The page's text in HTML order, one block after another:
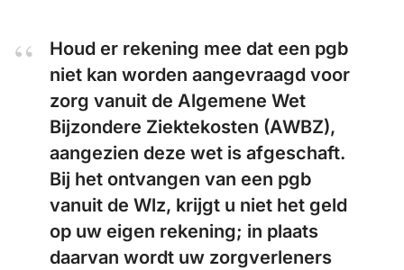
Houd er rekening mee dat een pgb
niet kan worden aangevraagd voor
zorg vanuit de Algemene Wet
Bijzondere Ziektekosten (AWBZ),
aangezien deze wet is afgeschaft.
Bij het ontvangen van een pgb
vanuit de Wlz, krijgt u niet het geld
op uw eigen rekening; in plaats
daarvan wordt uw zorgverleners